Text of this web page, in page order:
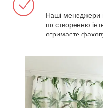
Наші менеджери
по створенню
отримаєте фахову